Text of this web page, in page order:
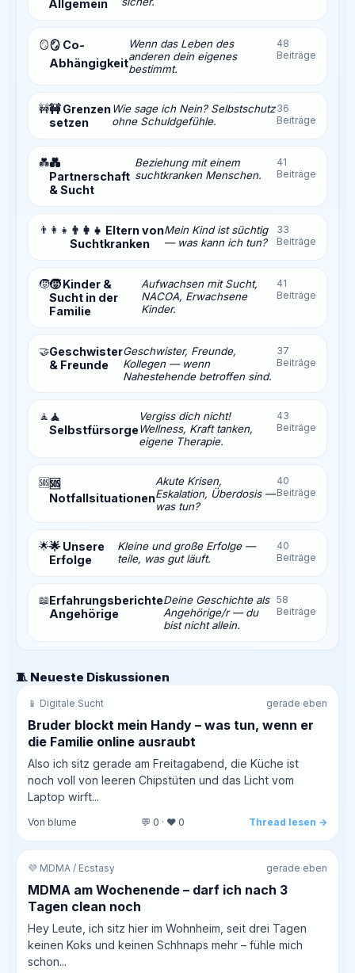
Allgemein
🪞🪞 Co-
Abhängigkeit
Wenn das Leben des
anderen dein eigenes
bestimmt.
48
Beiträge
🚧🚧 Grenzen
setzen
Wie sage ich Nein? Selbstschutz
ohne Schuldgefühle.
36
Beiträge
💑💑
Partnerschaft
& Sucht
Beziehung mit einem
suchtkranken Menschen.
41
Beiträge
👨‍👩‍👧 👨‍👩‍👧 Eltern von
Suchtkranken
Mein Kind ist süchtig
— was kann ich tun?
33
Beiträge
🧒🧒 Kinder &
Sucht in der
Familie
Aufwachsen mit Sucht,
NACOA, Erwachsene
Kinder.
41
Beiträge
🤝Geschwister
& Freunde
Geschwister, Freunde,
Kollegen — wenn
Nahestehende betroffen sind.
37
Beiträge
🧘 🧘
Selbstfürsorge
Vergiss dich nicht!
Wellness, Kraft tanken,
eigene Therapie.
43
Beiträge
🆘🆘
Notfallsituationen
Akute Krisen,
Eskalation, Überdosis —
was tun?
40
Beiträge
🌟🌟 Unsere
Erfolge
Kleine und große Erfolge —
teile, was gut läuft.
40
Beiträge
📖Erfahrungsberichte
Angehörige
Deine Geschichte als
Angehörige/r — du
bist nicht allein.
58
Beiträge
🧵 Neueste Diskussionen
📱 Digitale Sucht gerade eben
Bruder blockt mein Handy – was tun, wenn er
die Familie online ausraubt
Also ich sitz gerade am Freitagabend, die Küche ist
noch voll von leeren Chipstüten und das Licht vom
Laptop wirft...
Von blume 💬 0 · ❤️ 0 Thread lesen →
💜 MDMA / Ecstasy gerade eben
MDMA am Wochenende – darf ich nach 3
Tagen clean noch
Hey Leute, ich sitz hier im Wohnheim, seit drei Tagen
keinen Koks und keinen Schhnaps mehr – fühle mich
schon...